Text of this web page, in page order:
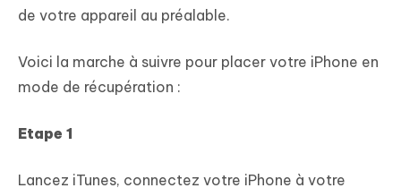
de votre appareil au préalable.
Voici la marche à suivre pour placer votre iPhone en
mode de récupération :
Etape 1
Lancez iTunes, connectez votre iPhone à votre